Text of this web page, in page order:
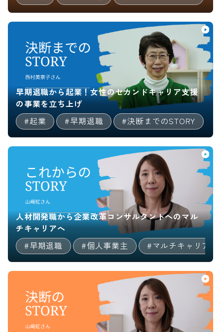
早期退職から起業！女性のセカンドキャリア支援
の事業を立ち上げ
#起業
#早期退職 #決断までのSTORY
人材開発職から企業改革コンサルタントへのマル
チキャリアへ
#早期退職
#個人事業主 #マルチキャリア